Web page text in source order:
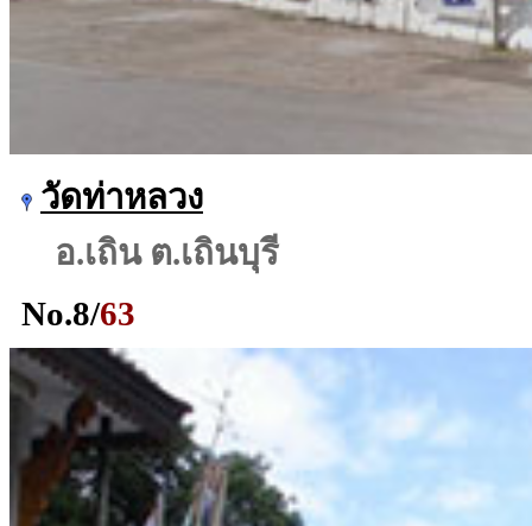
วัดท่าหลวง
อ.เถิน ต.เถินบุรี
No.8/63